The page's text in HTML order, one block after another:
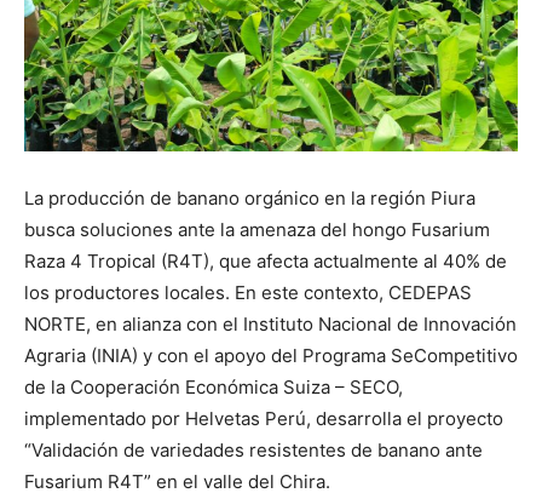
La producción de banano orgánico en la región Piura
busca soluciones ante la amenaza del hongo Fusarium
Raza 4 Tropical (R4T), que afecta actualmente al 40% de
los productores locales. En este contexto, CEDEPAS
NORTE, en alianza con el Instituto Nacional de Innovación
Agraria (INIA) y con el apoyo del Programa SeCompetitivo
de la Cooperación Económica Suiza – SECO,
implementado por Helvetas Perú, desarrolla el proyecto
“Validación de variedades resistentes de banano ante
Fusarium R4T” en el valle del Chira.